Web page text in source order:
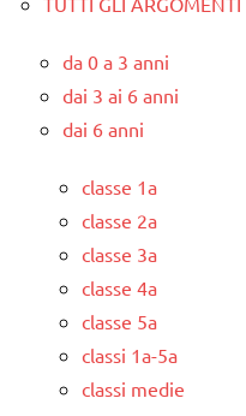
da 0 a 3 anni
dai 3 ai 6 anni
dai 6 anni
classe 1a
classe 2a
classe 3a
classe 4a
classe 5a
classi 1a-5a
classi medie